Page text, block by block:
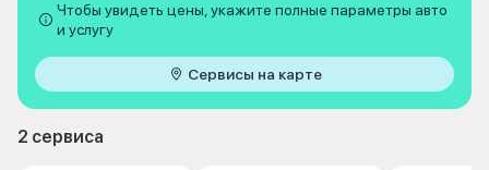
Чтобы увидеть цены, укажите полные параметры авто
и услугу
Сервисы на карте
2 сервиса